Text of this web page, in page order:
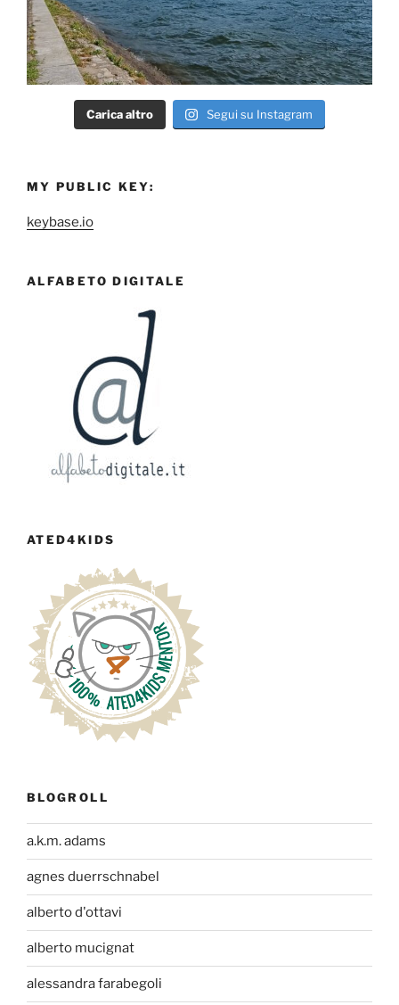
Carica altro Segui su Instagram
MY PUBLIC KEY:
keybase.io
ALFABETO DIGITALE
ATED4KIDS
BLOGROLL
a.k.m. adams
agnes duerrschnabel
alberto d'ottavi
alberto mucignat
alessandra farabegoli